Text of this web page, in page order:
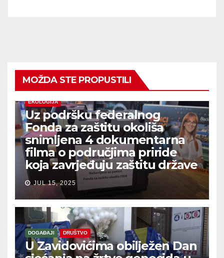
MOŽDA STE PROPUSTILI
EKOLOGIJA
Uz podršku federalnog
Fonda za zaštitu okoliša
snimljena 4 dokumentarna
filma o područjima priride
koja zavrjeđuju zaštitu države
JUL 15, 2025
DOGAĐAJI DRUŠTVO
U Zavidovićima obilježen Dan